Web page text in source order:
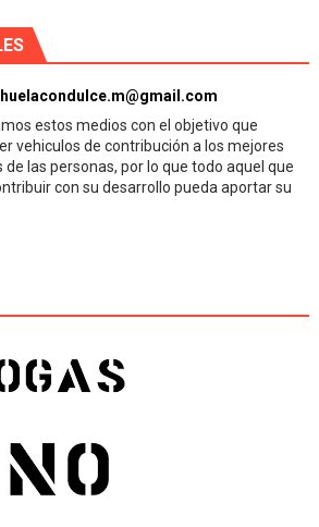
estos medios con el objetivo que
vehiculos de contribución a los mejores
de las personas, por lo que todo aquel que
con su desarrollo pueda aportar su